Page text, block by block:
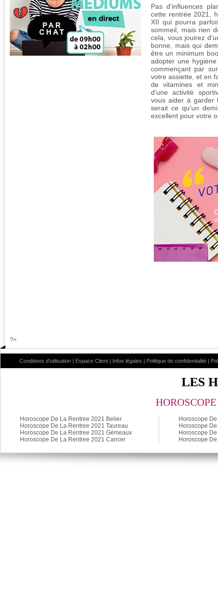
Pas d’influences
cette rentrée 2021,
XII qui pourra
sommeil, mais rien
cela, vous jouirez
bonne, mais qui
être un minimum
adopter une
commençant par
votre assiette, et en
de vitamines et
d'une activité
vous aider à garder
serait ce qu'un
excellent pour votre
?>
Conditions d'utilisation | Espace Client | Infos légales | Politique de confidentialité |
LES
Horoscope De La Rentree 2021 Belier
Horoscope De La Rentree 2021 Taureau
Horoscope De La Rentree 2021 Gémeaux
Horoscope De La Rentree 2021 Cancer
Horoscope
Horoscope
Horoscope
Horoscope